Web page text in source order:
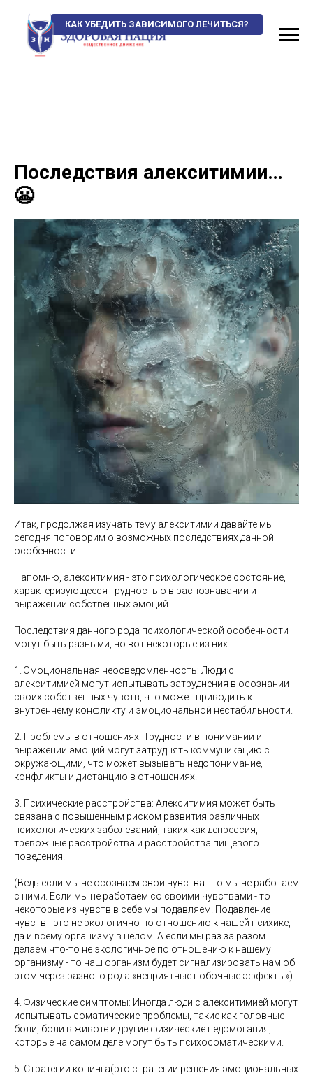
КАК УБЕДИТЬ ЗАВИСИМОГО ЛЕЧИТЬСЯ?
Последствия алекситимии…
😬
Итак, продолжая изучать тему алекситимии давайте мы
сегодня поговорим о возможных последствиях данной
особенности…
Напомню, алекситимия - это психологическое состояние,
характеризующееся трудностью в распознавании и
выражении собственных эмоций.
Последствия данного рода психологической особенности
могут быть разными, но вот некоторые из них:
1. Эмоциональная неосведомленность: Люди с
алекситимией могут испытывать затруднения в осознании
своих собственных чувств, что может приводить к
внутреннему конфликту и эмоциональной нестабильности.
2. Проблемы в отношениях: Трудности в понимании и
выражении эмоций могут затруднять коммуникацию с
окружающими, что может вызывать недопонимание,
конфликты и дистанцию в отношениях.
3. Психические расстройства: Алекситимия может быть
связана с повышенным риском развития различных
психологических заболеваний, таких как депрессия,
тревожные расстройства и расстройства пищевого
поведения.
(Ведь если мы не осознаём свои чувства - то мы не работаем
с ними. Если мы не работаем со своими чувствами - то
некоторые из чувств в себе мы подавляем. Подавление
чувств - это не экологично по отношению к нашей психике,
да и всему организму в целом. А если мы раз за разом
делаем что-то не экологичное по отношению к нашему
организму - то наш организм будет сигнализировать нам об
этом через разного рода «неприятные побочные эффекты»).
4. Физические симптомы: Иногда люди с алекситимией могут
испытывать соматические проблемы, такие как головные
боли, боли в животе и другие физические недомогания,
которые на самом деле могут быть психосоматическими.
5. Стратегии копинга(это стратегии решения эмоциональных